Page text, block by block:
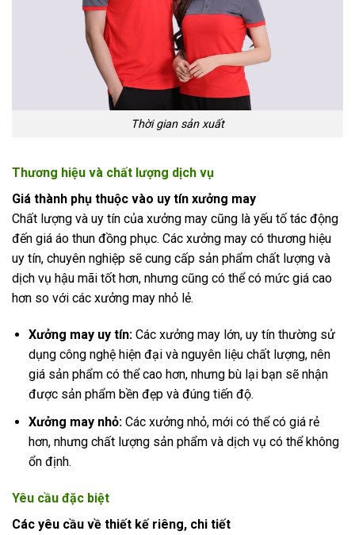
Thời gian sản xuất
Thương hiệu và chất lượng dịch vụ
Giá thành phụ thuộc vào uy tín xưởng may
Chất lượng và uy tín của xưởng may cũng là yếu tố tác động
đến giá áo thun đồng phục. Các xưởng may có thương hiệu
uy tín, chuyên nghiệp sẽ cung cấp sản phẩm chất lượng và
dịch vụ hậu mãi tốt hơn, nhưng cũng có thể có mức giá cao
hơn so với các xưởng may nhỏ lẻ.
Xưởng may uy tín:Các xưởng may lớn, uy tín thường sử
dụng công nghệ hiện đại và nguyên liệu chất lượng, nên
giá sản phẩm có thể cao hơn, nhưng bù lại bạn sẽ nhận
được sản phẩm bền đẹp và đúng tiến độ.
Xưởng may nhỏ:Các xưởng nhỏ, mới có thể có giá rẻ
hơn, nhưng chất lượng sản phẩm và dịch vụ có thể không
ổn định.
Yêu cầu đặc biệt
Các yêu cầu về thiết kế riêng, chi tiết